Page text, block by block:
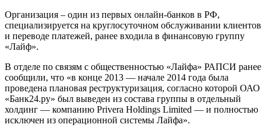
Организация – один из первых онлайн-банков в РФ,
специализируется на круглосуточном обслуживании клиентов
и переводе платежей, ранее входила в финансовую группу
«Лайф».
В отделе по связям с общественностью «Лайфа» РАПСИ ранее
сообщили, что «в конце 2013 — начале 2014 года была
проведена плановая реструктуризация, согласно которой ОАО
«Банк24.ру» был выведен из состава группы в отдельный
холдинг — компанию Privera Holdings Limited — и полностью
исключен из операционной системы Лайфа».